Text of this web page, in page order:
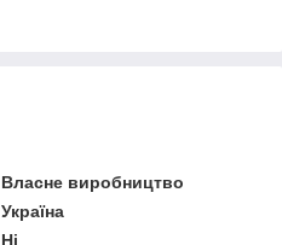
Власне виробництво
Україна
Ні